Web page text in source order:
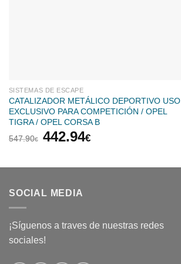
SISTEMAS DE ESCAPE
CATALIZADOR METÁLICO DEPORTIVO USO
EXCLUSIVO PARA COMPETICIÓN / OPEL
TIGRA / OPEL CORSA B
547.90€
El
original
547.90€.
442.94€El
actual
SOCIAL MEDIA
¡Síguenos a traves de nuestras redes
sociales!